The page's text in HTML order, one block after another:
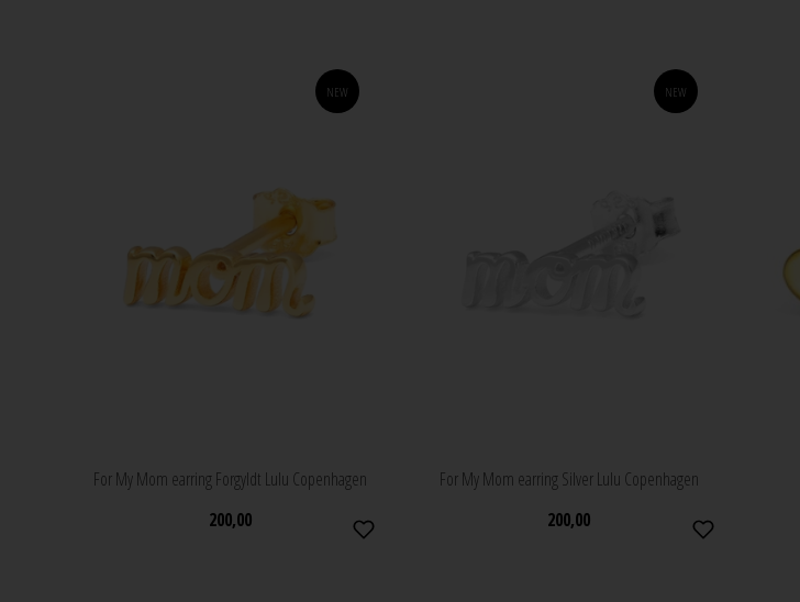
NEW
For My Mom earring Forgyldt Lulu Copenhagen
200,00
NEW
For My Mom earring Silver Lulu Copenhagen
200,00